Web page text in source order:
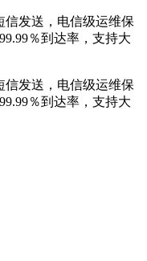
信发送，电信级运维保
％到达率，支持大
信发送，电信级运维保
％到达率，支持大